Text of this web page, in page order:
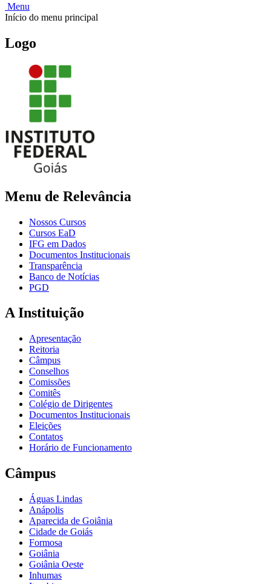
Menu
Início do menu principal
Logo
Menu de Relevância
Nossos Cursos
Cursos EaD
IFG em Dados
Documentos Institucionais
Transparência
Banco de Notícias
PGD
A Instituição
Apresentação
Reitoria
Câmpus
Conselhos
Comissões
Comitês
Colégio de Dirigentes
Documentos Institucionais
Eleições
Contatos
Horário de Funcionamento
Câmpus
Águas Lindas
Anápolis
Aparecida de Goiânia
Cidade de Goiás
Formosa
Goiânia
Goiânia Oeste
Inhumas